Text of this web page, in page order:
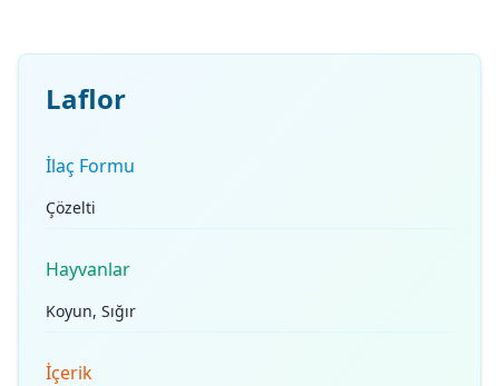
Laflor
İlaç Formu
Çözelti
Hayvanlar
Koyun, Sığır
İçerik